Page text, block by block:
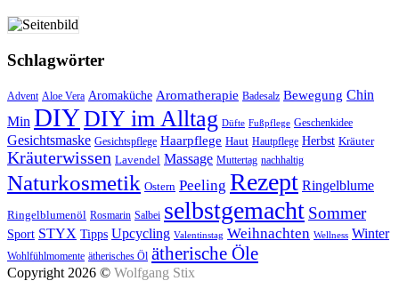
Schlagwörter
Advent Aloe Vera Aromaküche Aromatherapie Badesalz Bewegung Chin
Min DIYDIY im Alltag Düfte Fußpflege Geschenkidee
Gesichtsmaske Gesichtspflege Haarpflege Haut Hautpflege Herbst Kräuter
Kräuterwissen Lavendel Massage Muttertag nachhaltig
Naturkosmetik Ostern Peeling Rezept Ringelblume
Ringelblumenöl Rosmarin Salbei selbstgemacht Sommer
Sport STYX Tipps Upcycling Valentinstag Weihnachten Wellness Winter
Wohlfühlmomente ätherisches Öl ätherische Öle
Copyright 2026 © Wolfgang Stix